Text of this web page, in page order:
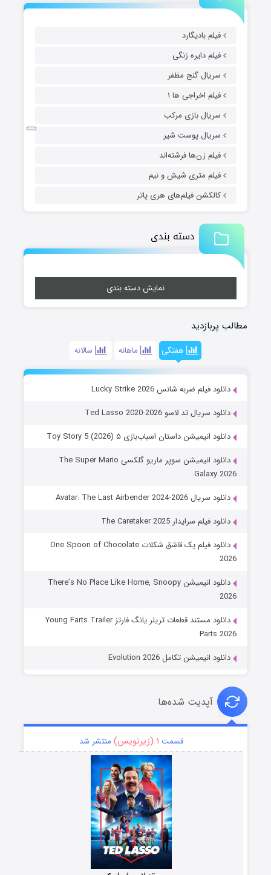
فیلم بادیگارد
فیلم دایره زنگی
سریال گنج مظفر
فیلم اخراجی ها ۱
سریال بازی مرکب
سریال پوست شیر
فیلم زن‌ها فرشته‌اند
فیلم متری شیش و نیم
کالکشن فیلم‌های هری پاتر
دسته بندی
نمایش دسته بندی
مطالب پربازدید
هفتگی ماهانه سالانه
دانلود فیلم ضربه شانس Lucky Strike 2026
دانلود سریال تد لاسو Ted Lasso 2020-2026
دانلود انیمیشن داستان اسباب‌بازی ۵ Toy Story 5 (2026)
دانلود انیمیشن سوپر ماریو گلکسی The Super Mario
Galaxy 2026
دانلود سریال Avatar: The Last Airbender 2024-2026
دانلود فیلم سرایدار The Caretaker 2025
دانلود فیلم یک قاشق شکلات One Spoon of Chocolate
2026
دانلود انیمیشن There’s No Place Like Home, Snoopy
2026
دانلود مستند قطعات تریلر یانگ فارتز Young Farts Trailer
Parts 2026
دانلود انیمیشن تکامل Evolution 2026
آپدیت شده‌ها
قسمت ۱ (زیرنویس) منتشر شد